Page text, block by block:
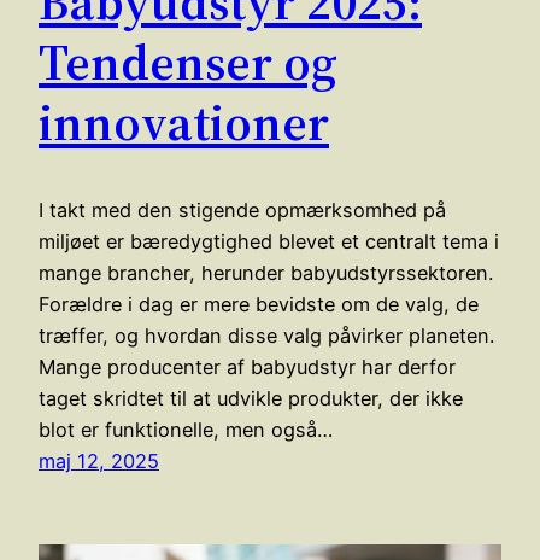
Tendenser og
innovationer
I takt med den stigende opmærksomhed på
miljøet er bæredygtighed blevet et centralt tema i
mange brancher, herunder babyudstyrssektoren.
Forældre i dag er mere bevidste om de valg, de
træffer, og hvordan disse valg påvirker planeten.
Mange producenter af babyudstyr har derfor
taget skridtet til at udvikle produkter, der ikke
blot er funktionelle, men også…
maj 12, 2025